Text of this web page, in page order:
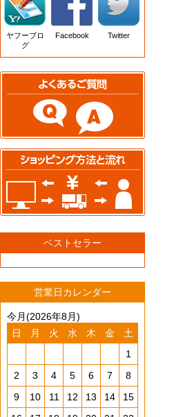
ヤフーブロ
グ
Facebook Twitter
ベストセラー
営業日カレンダー
今月(2026年8月)
日
月 火 水 木 金
土
1
2
3 4 5 6 7
8
9
10 11 12 13 14
15